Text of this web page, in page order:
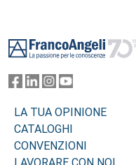
LA TUA OPINIONE
CATALOGHI
CONVENZIONI